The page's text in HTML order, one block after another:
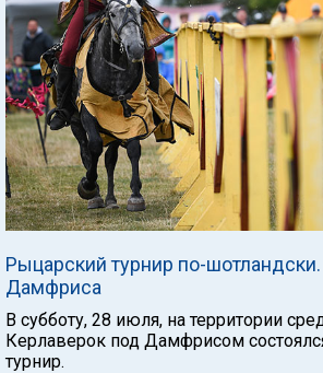
Рыцарский турнир по-
Дамфриса
В субботу, 28 июля, на территории
Керлаверок под Дамфрисом
турнир.